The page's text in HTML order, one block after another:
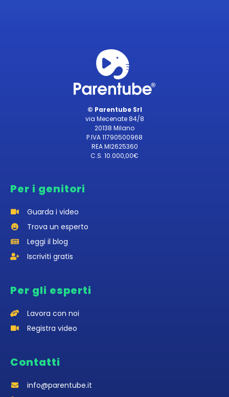
© Parentube Srl
via Mecenate 84/8
20138 Milano
P.IVA 11790500968
REA MI2625360
C.S. 10.000,00€
Per i genitori
Guarda i video
Trova un esperto
Leggi il blog
Iscriviti gratis
Per gli esperti
Lavora con noi
Registra video
Contatti
info@parentube.it